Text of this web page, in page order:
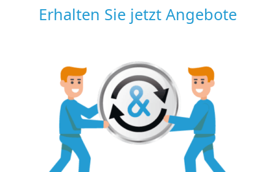
Erhalten Sie jetzt Angebote